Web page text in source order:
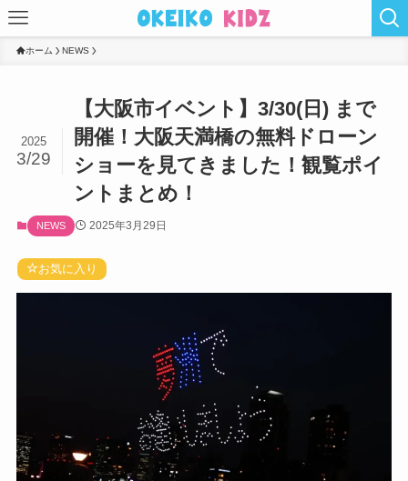
ホーム NEWS
【大阪市イベント】3/30(日) まで
開催！大阪天満橋の無料ドローン
ショーを見てきました！観覧ポイ
ントまとめ！
2025
3/29
NEWS 2025年3月29日
お気に入り